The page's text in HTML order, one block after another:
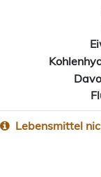
Lebensmittel